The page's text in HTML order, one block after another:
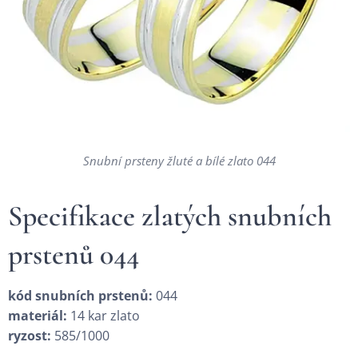
Snubní prsteny žluté a bílé zlato 044
Specifikace zlatých snubních
prstenů 044
kód snubních prstenů: 044
materiál: 14 kar zlato
ryzost: 585/1000